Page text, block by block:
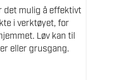
det mulig å effektivt
i verktøyet, for
Løv kan til
eller grusgang.